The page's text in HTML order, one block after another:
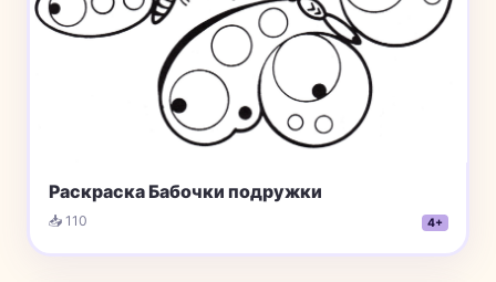
Раскраска Бабочки подружки
📥 110 4+